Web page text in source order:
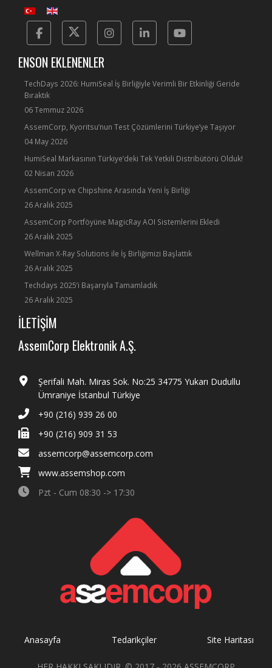
FacebookTwitterInstagramLinkedinYotube
ENSON EKLENENLER
TechDays 2026: HumiSeal İş Birliğiyle Verimli Bir Etkinliği Geride
Bıraktık
06 Temmuz 2026
AssemCorp, Kyoritsu’nun Test Çözümlerini Türkiye’ye Taşıyor
04 May 2026
HumiSeal Markasının Türkiye’deki Tek Yetkili Distribütörü Olduk!
02 Nisan 2026
AssemCorp ve Chipshine Arasında Yeni İş Birliği
26 Aralık 2025
AssemCorp Portföyüne MagicRay AOI Sistemlerini Ekledi
26 Aralık 2025
Wellman X-Ray Solutions ile İş Birliğimizi Başlattık
26 Aralık 2025
Techdays 2025’i Başarıyla Tamamladık
26 Aralık 2025
İLETİŞİM
AssemCorp Elektronik A.Ş.
Şerifali Mah. Miras Sok. No:25 34775 Yukarı Dudullu
Ümraniye İstanbul Türkiye
+90 (216) 939 26 00
+90 (216) 909 31 53
assemcorp@assemcorp.com
www.assemshop.com
Pzt - Cum 08:30 -> 17:30
Anasayfa Tedarikçiler Site Haritası